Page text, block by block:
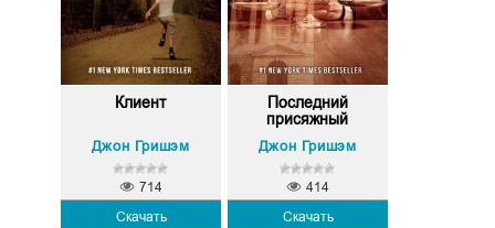
Клиент
Джон Гришэм
Скачать
714
Последний
присяжный
Джон Гришэм
Скачать
414